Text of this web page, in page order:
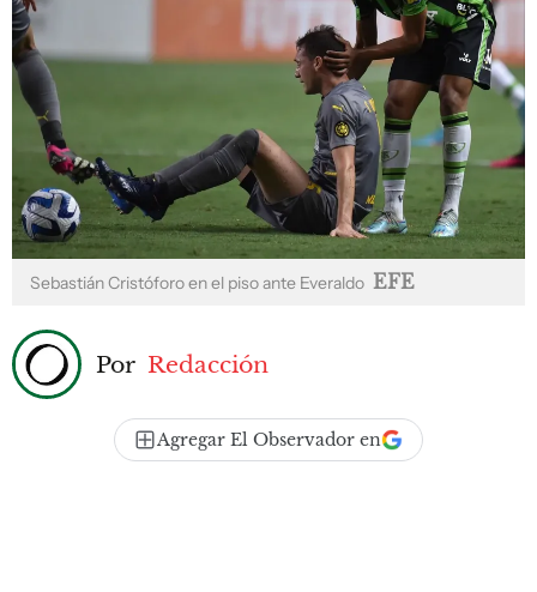
Sebastián Cristóforo en el piso ante Everaldo EFE
Por Redacción
Agregar El Observador en